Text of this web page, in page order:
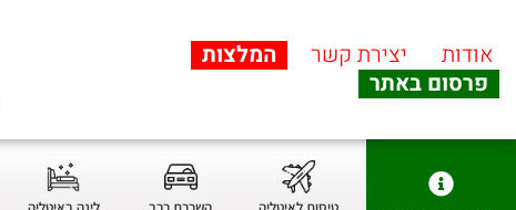
אודות יצירת קשר
המלצות
פרסום באתר